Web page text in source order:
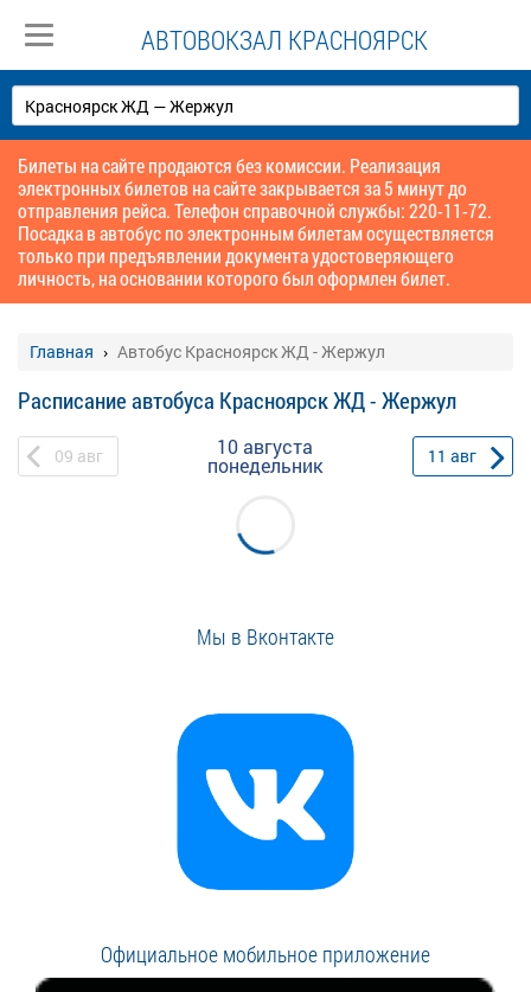
АВТОВОКЗАЛ КРАСНОЯРСК
Билеты на сайте продаются без комиссии. Реализация
электронных билетов на сайте закрывается за 5 минут до
отправления рейса. Телефон справочной службы: 220-11-72.
Посадка в автобус по электронным билетам осуществляется
только при предъявлении документа удостоверяющего
личность, на основании которого был оформлен билет.
Главная Автобус Красноярск ЖД - Жержул
Расписание автобуса Красноярск ЖД - Жержул
09 авг 10 августа
понедельник 11 авг
Мы в Вконтакте
Официальное мобильное приложение